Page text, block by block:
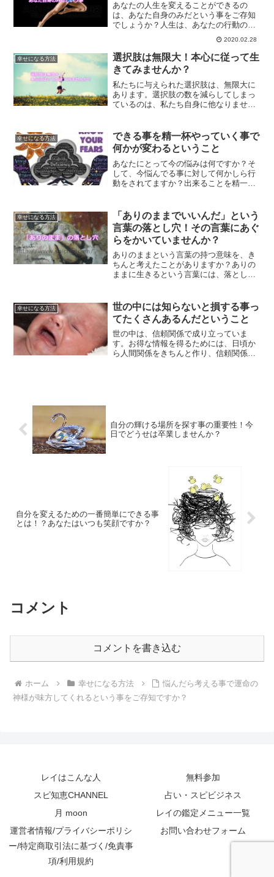
あなたの人生を変えることができるの
は、あなた自身のみだという事をご存知
でしょうか？人生は、あなたの行動のみ
で変えて行くことができます。今の状況
から抜け出したい…。そう考えてる方が
いらっしゃいましたら、まずは今の自分
自身について見直していく必要がありま
す。
2020.02.28
幸せになる方法
選択肢は無限大！本心に従って生
きてみませんか？
私たちに与えられた選択肢は、無限大に
あります。選択肢の数を減らしてしまっ
ているのは、私たち自身に他なりませ
幸せになる方法
できる事を精一杯やっていく事で
何かが変わるということ
あなたにとって今の悩みは何ですか？そ
して、今悩んでる事に対して何かしら行
動をされてますか？出来ることを精一杯
みに対して何ができるのかを考えて、実
際に行動に移していくことが重要です。
幸せになる方法
「ありのままでいいんだ」という
言葉の落とし穴！その言葉にあぐ
らをかいていませんか？
ありのままという言葉の持つ意味を、き
ちんと考えたことがありますか？ありの
ままに生きるという言葉には、落とし穴
ってしまうのです。
幸せになる方法
世の中には知らないと損する事っ
てたくさんあるんだということ
世の中は、信頼関係で成り立っていま
す。お得な情報を得るためには、日頃か
ら人間関係をきちんと作り、信頼関係を
自分の輝ける場所を探す事の重要性！今
日でどうせは卒業しませんか？
自分を変えるための一番簡単にできる事
とは！？あなたはいつも笑顔ですか？
コメント
コメントを書き込む
ホーム 幸せになる方法
悩んだら考える事で運命の
神様が味方してくれるという事をご存知ですか？
レイはこんな人
無料参加
スピ知恵CHANNEL
占い・スピビジネス
月 moon
レイの鑑定メニュー一覧
運営者情報/プライバシーポリシ
ー/特定商取引法に基づく/免責事
項/利用規約
お問い合わせフォーム